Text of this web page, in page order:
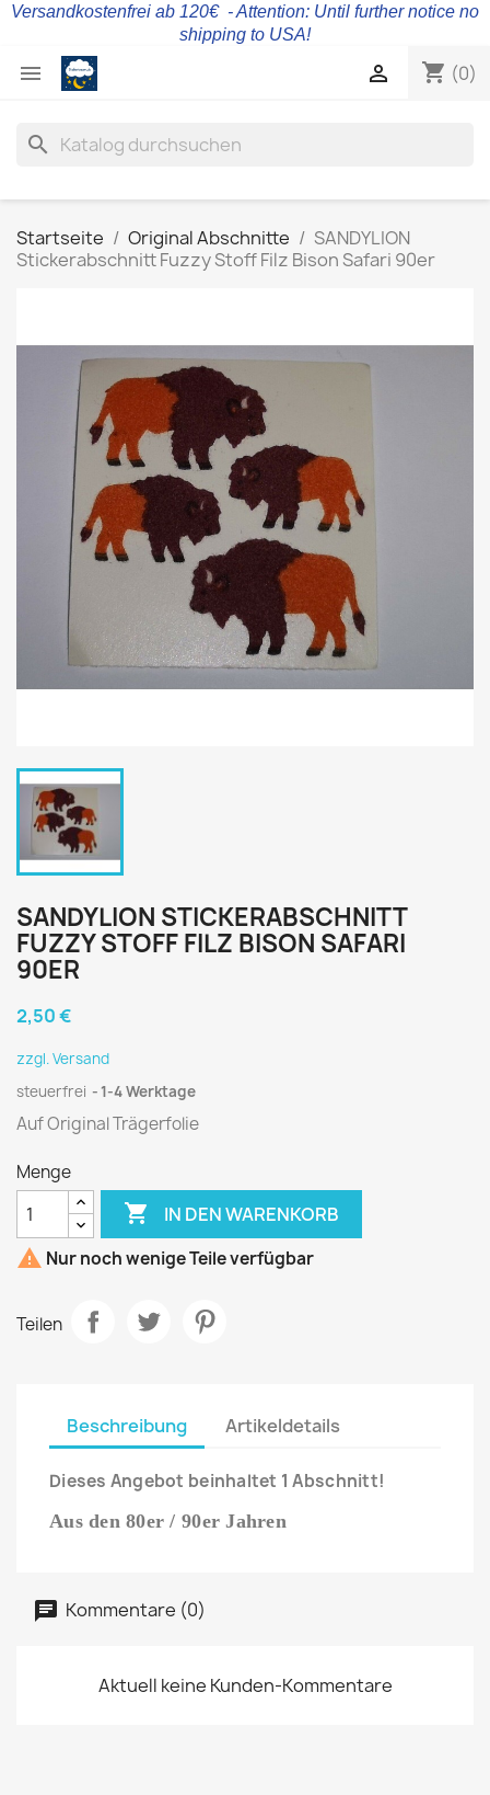
Versandkostenfrei ab 120€ - Attention: Until further notice no
shipping to USA!
 shopping_cart (0)

search
Startseite Original Abschnitte
SANDYLION
Stickerabschnitt Fuzzy Stoff Filz Bison Safari 90er
SANDYLION STICKERABSCHNITT
FUZZY STOFF FILZ BISON SAFARI
90ER
2,50 €
zzgl. Versand
steuerfrei
1-4 Werktage
Auf Original Trägerfolie
Menge
 IN DEN WARENKORB
 Nur noch wenige Teile verfügbar
Teilen
Beschreibung Artikeldetails
Dieses Angebot beinhaltet 1 Abschnitt!
Aus den 80er / 90er Jahren
Kommentare (0)
Aktuell keine Kunden-Kommentare